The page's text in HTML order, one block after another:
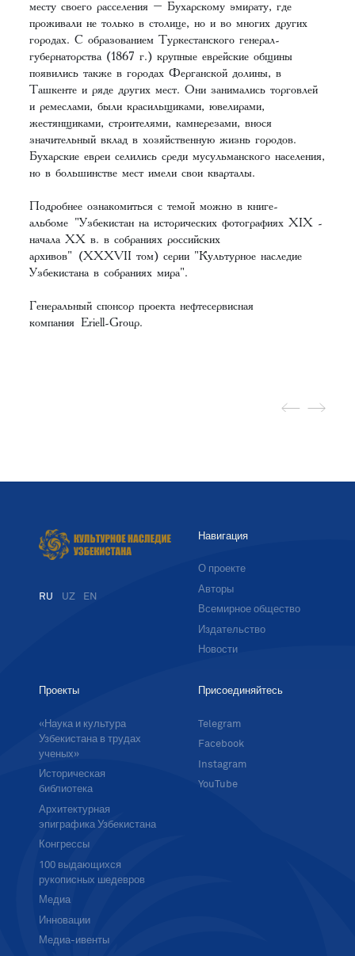
месту своего расселения – Бухарскому эмирату, где
проживали не только в столице, но и во многих других
городах. С образованием Туркестанского генерал-
губернаторства (1867 г.) крупные еврейские общины
появились также в городах Ферганской долины, в
Ташкенте и ряде других мест. Они занимались торговлей
и ремеслами, были красильщиками, ювелирами,
жестянщиками, строителями, камнерезами, внося
значительный вклад в хозяйственную жизнь городов.
Бухарские евреи селились среди мусульманского населения,
но в большинстве мест имели свои кварталы.
Подробнее ознакомиться с темой можно в книге-
альбоме "Узбекистан на исторических фотографиях XIX -
начала XX в. в собраниях российских
архивов" (XXXVII том) серии "Культурное наследие
Узбекистана в собраниях мира".
Генеральный спонсор проекта нефтесервисная
компанияEriell-Group.
RU UZ EN
Навигация
О проекте
Авторы
Всемирное общество
Издательство
Новости
Проекты
«Наука и культура
Узбекистана в трудах
ученых»
Историческая
библиотека
Архитектурная
эпиграфика Узбекистана
Конгрессы
100 выдающихся
рукописных шедевров
Медиа
Инновации
Медиа-ивенты
Присоединяйтесь
Telegram
Facebook
Instagram
YouTube